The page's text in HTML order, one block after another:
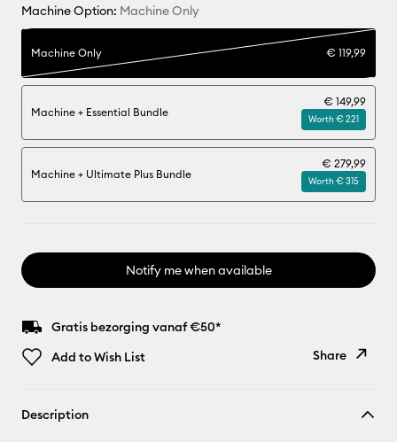
Machine Option: Machine Only
Machine Only € 119,99
Machine + Essential Bundle
€ 149,99
Worth € 221
Machine + Ultimate Plus Bundle
€ 279,99
Worth € 315
Notify me when available
Gratis bezorging vanaf €50*
Add to Wish List
Share
Description